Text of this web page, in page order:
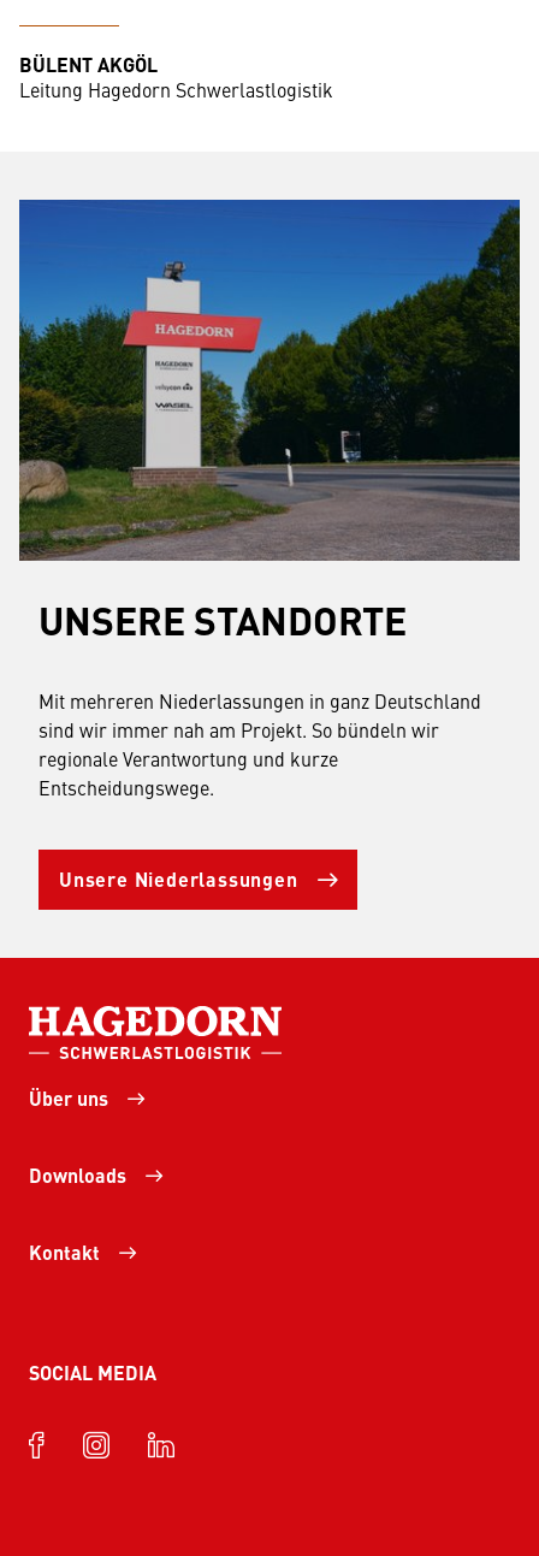
BÜLENT AKGÖL
Leitung Hagedorn Schwerlastlogistik
UNSERE STANDORTE
Mit mehreren Niederlassungen in ganz Deutschland
sind wir immer nah am Projekt. So bündeln wir
regionale Verantwortung und kurze
Entscheidungswege.
Unsere Niederlassungen
HAGEDORN SCHWERLASTLOGISTIK
Über uns
Downloads
Kontakt
SOCIAL MEDIA